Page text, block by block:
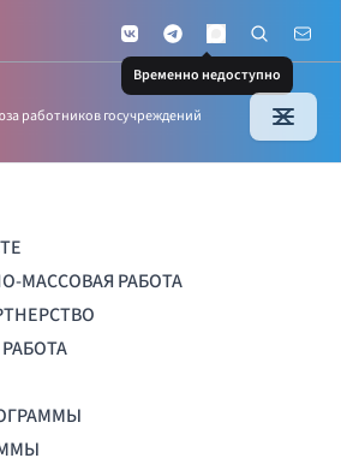
VKontakteTelegramMAX
Временно недоступно
Поиск по
Почта
работников госучреждений
МАССОВАЯ РАБОТА